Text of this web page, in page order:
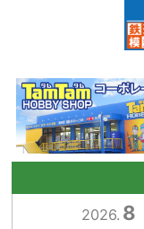
2026. 8